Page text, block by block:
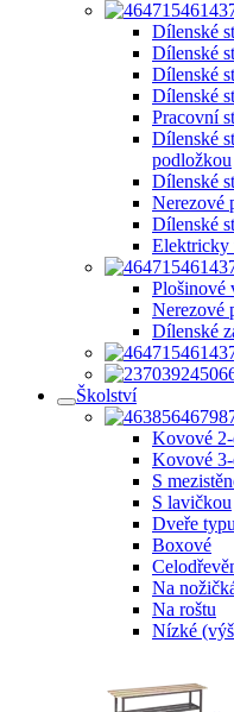
Dílenské
Dílenské
Dílenské
Dílenské
Pracovní
Dílenské
podložkou
Dílenské
Nerezové
Dílenské
Elektricky
Plošinové
Nerezové
Dílenské
Školství
Kovové
Kovové
S
S lavičkou
Dveře
Boxové
Na
Na roštu
Nízké